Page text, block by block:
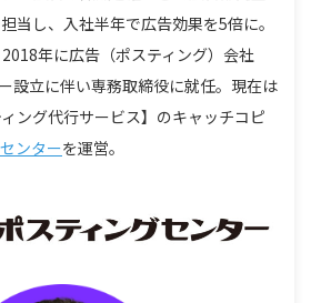
当し、入社半年で広告効果を5倍に。
年に広告（ポスティング）会社
設立に伴い専務取締役に就任。現在は
ィング代行サービス】のキャッチコピ
ンターを運営。